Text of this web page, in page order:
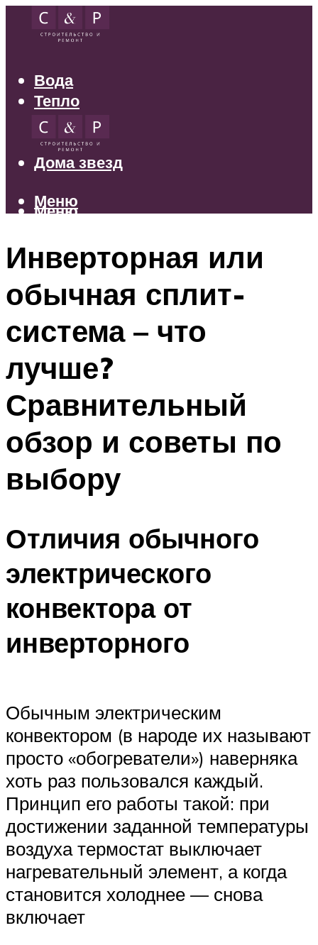
Вода
Тепло
Электрика
Свет
Дома звезд
Меню
Меню
Инверторная или
обычная сплит-
система – что
лучше?
Сравнительный
обзор и советы по
выбору
Отличия обычного
электрического
конвектора от
инверторного
Обычным электрическим
конвектором (в народе их называют
просто «обогреватели») наверняка
хоть раз пользовался каждый.
Принцип его работы такой: при
достижении заданной температуры
воздуха термостат выключает
нагревательный элемент, а когда
становится холоднее — снова
включает